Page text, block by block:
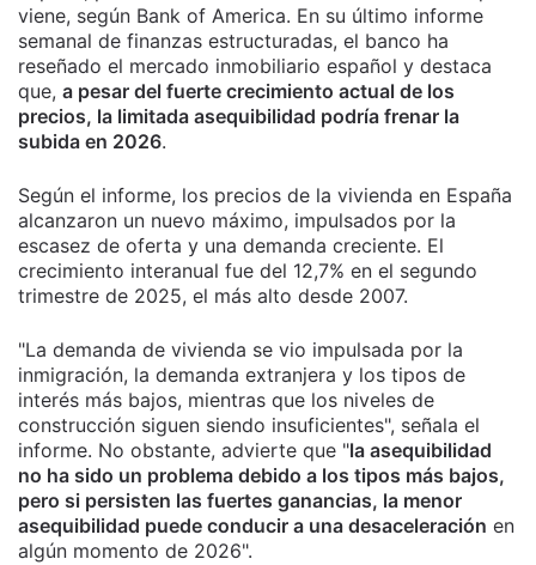
viene, según Bank of America. En su último informe
semanal de finanzas estructuradas, el banco ha
reseñado el mercado inmobiliario español y destaca
que, a pesar del fuerte crecimiento actual de los
precios, la limitada asequibilidad podría frenar la
subida en 2026.
Según el informe, los precios de la vivienda en España
alcanzaron un nuevo máximo, impulsados por la
escasez de oferta y una demanda creciente. El
crecimiento interanual fue del 12,7% en el segundo
trimestre de 2025, el más alto desde 2007.
"La demanda de vivienda se vio impulsada por la
inmigración, la demanda extranjera y los tipos de
interés más bajos, mientras que los niveles de
construcción siguen siendo insuficientes", señala el
informe. No obstante, advierte que "la asequibilidad
no ha sido un problema debido a los tipos más bajos,
pero si persisten las fuertes ganancias, la menor
asequibilidad puede conducir a una desaceleración en
algún momento de 2026".